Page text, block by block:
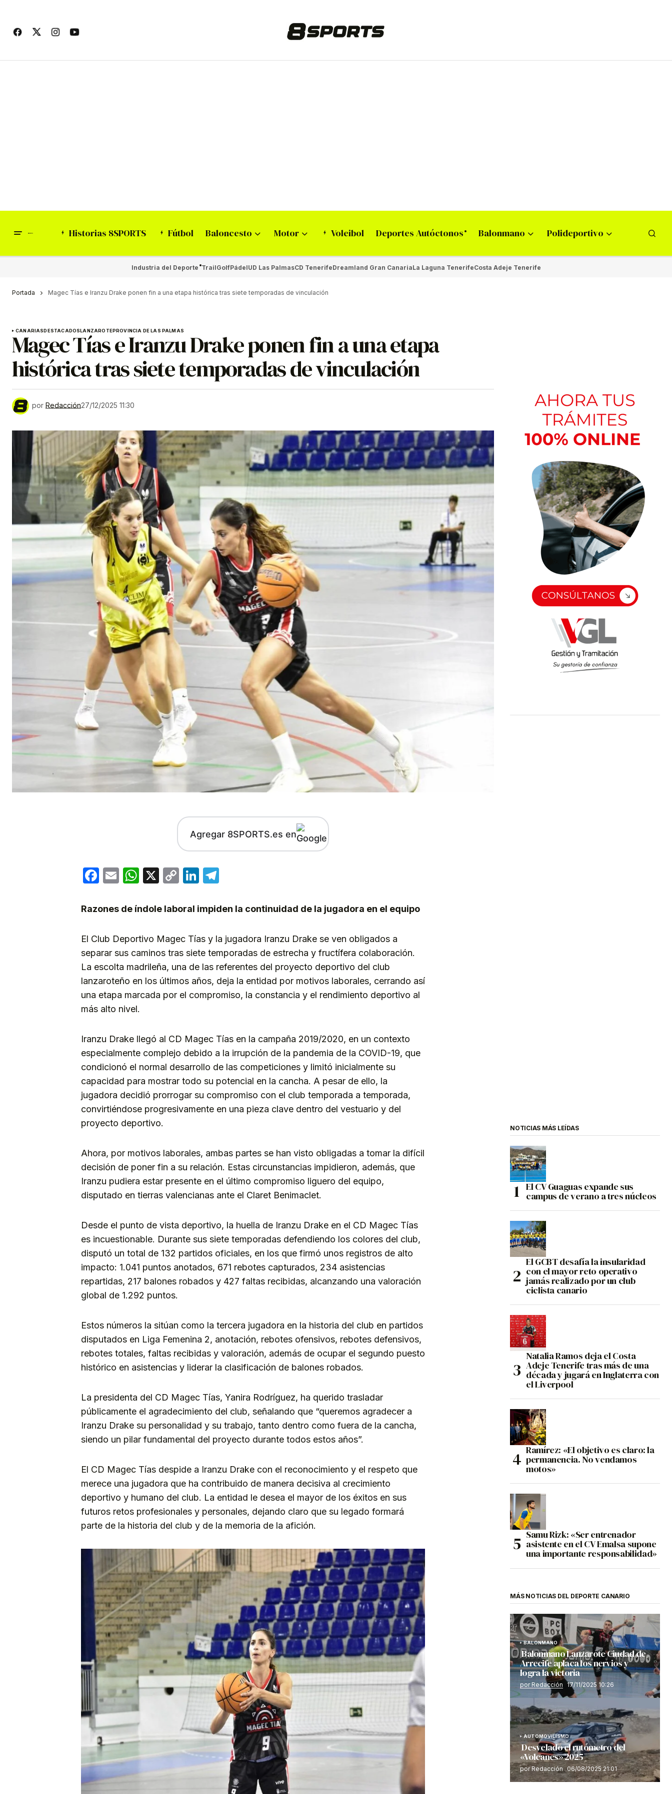
Historias 8SPORTS Fútbol Baloncesto Motor Voleibol Deportes Autóctonos Balonmano Polideportivo
Industria del Deporte TrailGolfPádelUD Las PalmasCD TenerifeDreamland Gran CanariaLa Laguna TenerifeCosta Adeje Tenerife
Portada Magec Tías e Iranzu Drake ponen fin a una etapa histórica tras siete temporadas de vinculación
CANARIASDESTACADOSLANZAROTEPROVINCIA DE LAS PALMAS
Magec Tías e Iranzu Drake ponen fin a una etapa
histórica tras siete temporadas de vinculación
por Redacción27/12/2025 11:30
Agregar 8SPORTS.es en
Facebook
EmailWhatsApp
X
CopyLinkedIn
Razones de índole laboral impiden la continuidad de la jugadora en el equipo
El Club Deportivo Magec Tías y la jugadora Iranzu Drake se ven obligados a
separar sus caminos tras siete temporadas de estrecha y fructífera colaboración.
La escolta madrileña, una de las referentes del proyecto deportivo del club
lanzaroteño en los últimos años, deja la entidad por motivos laborales, cerrando así
una etapa marcada por el compromiso, la constancia y el rendimiento deportivo al
más alto nivel.
Iranzu Drake llegó al CD Magec Tías en la campaña 2019/2020, en un contexto
especialmente complejo debido a la irrupción de la pandemia de la COVID-19, que
condicionó el normal desarrollo de las competiciones y limitó inicialmente su
capacidad para mostrar todo su potencial en la cancha. A pesar de ello, la
jugadora decidió prorrogar su compromiso con el club temporada a temporada,
convirtiéndose progresivamente en una pieza clave dentro del vestuario y del
proyecto deportivo.
Ahora, por motivos laborales, ambas partes se han visto obligadas a tomar la difícil
decisión de poner fin a su relación. Estas circunstancias impidieron, además, que
Iranzu pudiera estar presente en el último compromiso liguero del equipo,
disputado en tierras valencianas ante el Claret Benimaclet.
Desde el punto de vista deportivo, la huella de Iranzu Drake en el CD Magec Tías
es incuestionable. Durante sus siete temporadas defendiendo los colores del club,
disputó un total de 132 partidos oficiales, en los que firmó unos registros de alto
impacto: 1.041 puntos anotados, 671 rebotes capturados, 234 asistencias
repartidas, 217 balones robados y 427 faltas recibidas, alcanzando una valoración
global de 1.292 puntos.
Estos números la sitúan como la tercera jugadora en la historia del club en partidos
disputados en Liga Femenina 2, anotación, rebotes ofensivos, rebotes defensivos,
rebotes totales, faltas recibidas y valoración, además de ocupar el segundo puesto
histórico en asistencias y liderar la clasificación de balones robados.
La presidenta del CD Magec Tías, Yanira Rodríguez, ha querido trasladar
públicamente el agradecimiento del club, señalando que “queremos agradecer a
Iranzu Drake su personalidad y su trabajo, tanto dentro como fuera de la cancha,
siendo un pilar fundamental del proyecto durante todos estos años”.
El CD Magec Tías despide a Iranzu Drake con el reconocimiento y el respeto que
merece una jugadora que ha contribuido de manera decisiva al crecimiento
deportivo y humano del club. La entidad le desea el mayor de los éxitos en sus
futuros retos profesionales y personales, dejando claro que su legado formará
parte de la historia del club y de la memoria de la afición.
NOTICIAS MÁS LEÍDAS
El CV Guaguas expande sus
campus de verano a tres núcleos
El GCBT desafía la insularidad
con el mayor reto operativo
jamás realizado por un club
ciclista canario
Natalia Ramos deja el Costa
Adeje Tenerife tras más de una
década y jugará en Inglaterra con
el Liverpool
Ramírez: «El objetivo es claro: la
permanencia. No vendamos
motos»
Samu Rizk: «Ser entrenador
asistente en el CV Emalsa supone
una importante responsabilidad»
MÁS NOTICIAS DEL DEPORTE CANARIO
BALONMANO
Balonmano Lanzarote Ciudad de
Arrecife aplaca los nervios y
logra la victoria
por Redacción 17/11/2025 10:26
AUTOMOVILISMO
Desvelado el rutómetro del
«Volcanes» 2025
por Redacción 06/08/2025 21:01